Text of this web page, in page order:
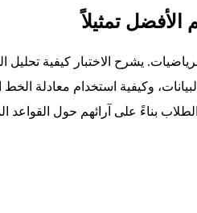
تمثيلاً
يشرح الاختبار كيفية تحليل
وكيفية استخدام معادلة الخط
بناءً على آرائهم حول القواعد